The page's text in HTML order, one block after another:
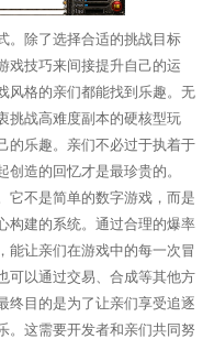
。除了选择合适的挑战目标
戏技巧来间接提升自己的运
风格的亲们都能找到乐趣。无
挑战高难度副本的硬核型玩
的乐趣。亲们不必过于执着于
造的回忆才是最珍贵的。
它不是简单的数字游戏，而是
构建的系统。通过合理的爆率
能让亲们在游戏中的每一次冒
可以通过交易、合成等其他方
终目的是为了让亲们享受追逐
。这需要开发者和亲们共同努